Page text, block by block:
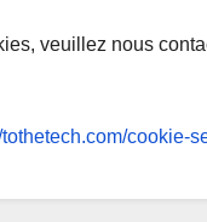
veuillez nous
tothetech.com/cookie-